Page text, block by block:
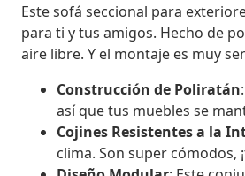
Este sofá seccional para
para ti y tus amigos. Hecho de
aire libre. Y el montaje es muy
Construcción de Poliratán
así que tus muebles se
Cojines Resistentes a la
clima. Son super cómodos,